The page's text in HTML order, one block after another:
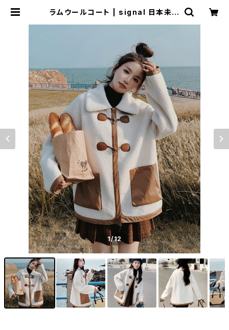
ラムウールコート | signal 日本未入
1/12